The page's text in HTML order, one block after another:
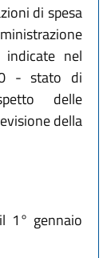
di spesa
nel
- stato di
delle
della
1° gennaio